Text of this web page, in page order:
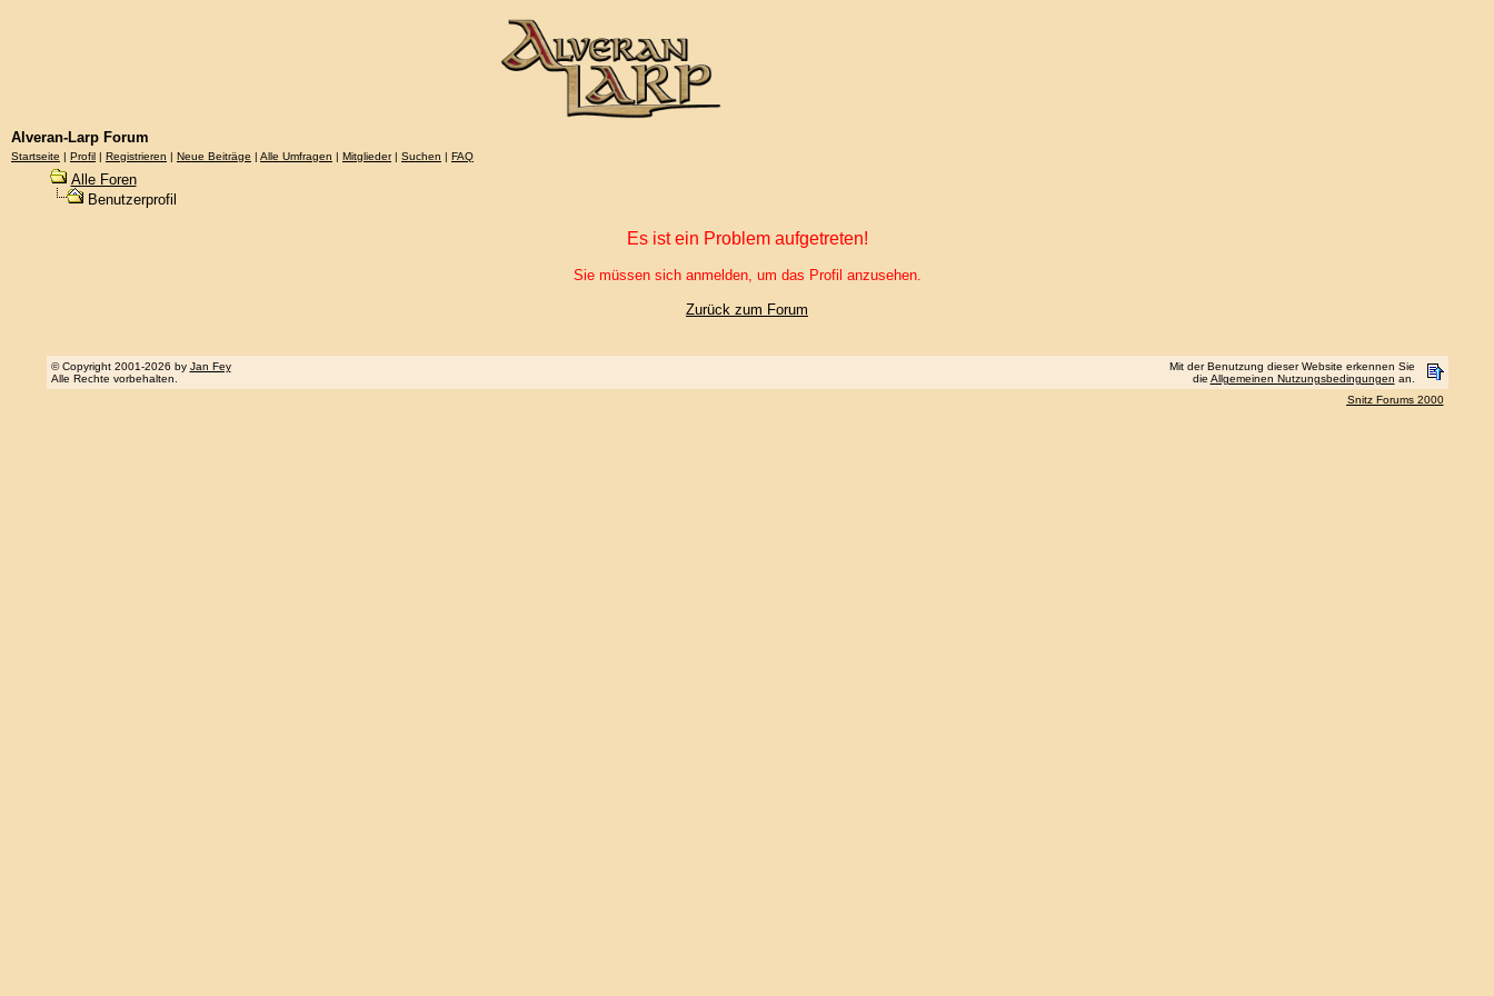
Alveran-Larp Forum
Startseite | Profil | Registrieren | Neue Beiträge | Alle Umfragen | Mitglieder| Suchen | FAQ
Alle Foren
Benutzerprofil
Es ist ein Problem aufgetreten!
Sie müssen sich anmelden, um das Profil anzusehen.
Zurück zum Forum
© Copyright 2001-2026 by Jan Fey
Alle Rechte vorbehalten.
Mit der Benutzung dieser Website erkennen Sie
die Allgemeinen Nutzungsbedingungen an.
Snitz Forums 2000